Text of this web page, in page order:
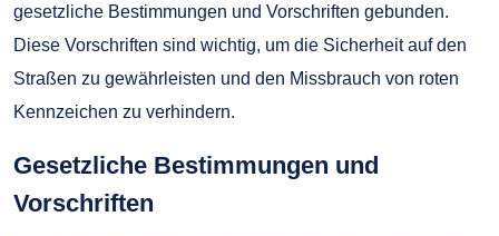
gesetzliche Bestimmungen und Vorschriften gebunden.
Diese Vorschriften sind wichtig, um die Sicherheit auf den
Straßen zu gewährleisten und den Missbrauch von roten
Kennzeichen zu verhindern.
Gesetzliche Bestimmungen und
Vorschriften